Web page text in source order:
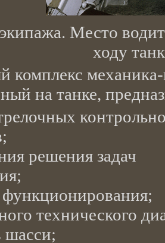
Место
ходу
комплекс
на танке,
решения задач
функционирования;
технического
шасси;